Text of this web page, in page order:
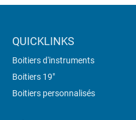
QUICKLINKS
Boitiers d'instruments
Boitiers 19"
Boitiers personnalisés